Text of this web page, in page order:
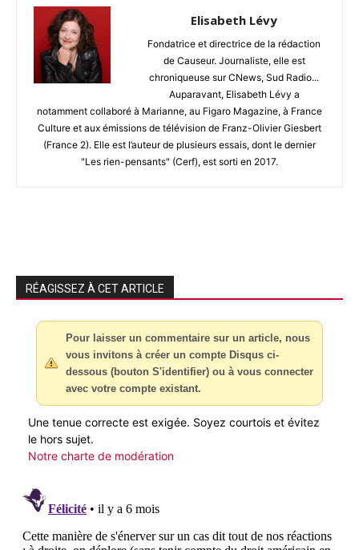
Elisabeth Lévy
Fondatrice et directrice de la rédaction
de Causeur. Journaliste, elle est
chroniqueuse sur CNews, Sud Radio...
Auparavant, Elisabeth Lévy a
notamment collaboré à Marianne, au Figaro Magazine, à France
Culture et aux émissions de télévision de Franz-Olivier Giesbert
(France 2). Elle est l’auteur de plusieurs essais, dont le dernier
"Les rien-pensants" (Cerf), est sorti en 2017.
RÉAGISSEZ À CET ARTICLE
Pour laisser un commentaire sur un article, nous
vous invitons à créer un compte Disqus ci-
dessous (bouton S'identifier) ou à vous connecter
avec votre compte existant.
Une tenue correcte est exigée. Soyez courtois et évitez
le hors sujet.
Notre charte de modération